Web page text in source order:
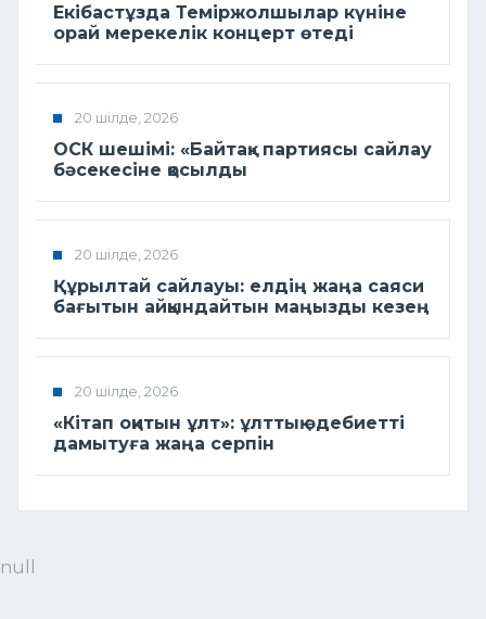
Екібастұзда Теміржолшылар күніне
орай мерекелік концерт өтеді
20 шілде, 2026
ОСК шешімі: «Байтақ» партиясы сайлау
бәсекесіне қосылды
20 шілде, 2026
Құрылтай сайлауы: елдің жаңа саяси
бағытын айқындайтын маңызды кезең
20 шілде, 2026
«Кітап оқитын ұлт»: ұлттық әдебиетті
дамытуға жаңа серпін
null